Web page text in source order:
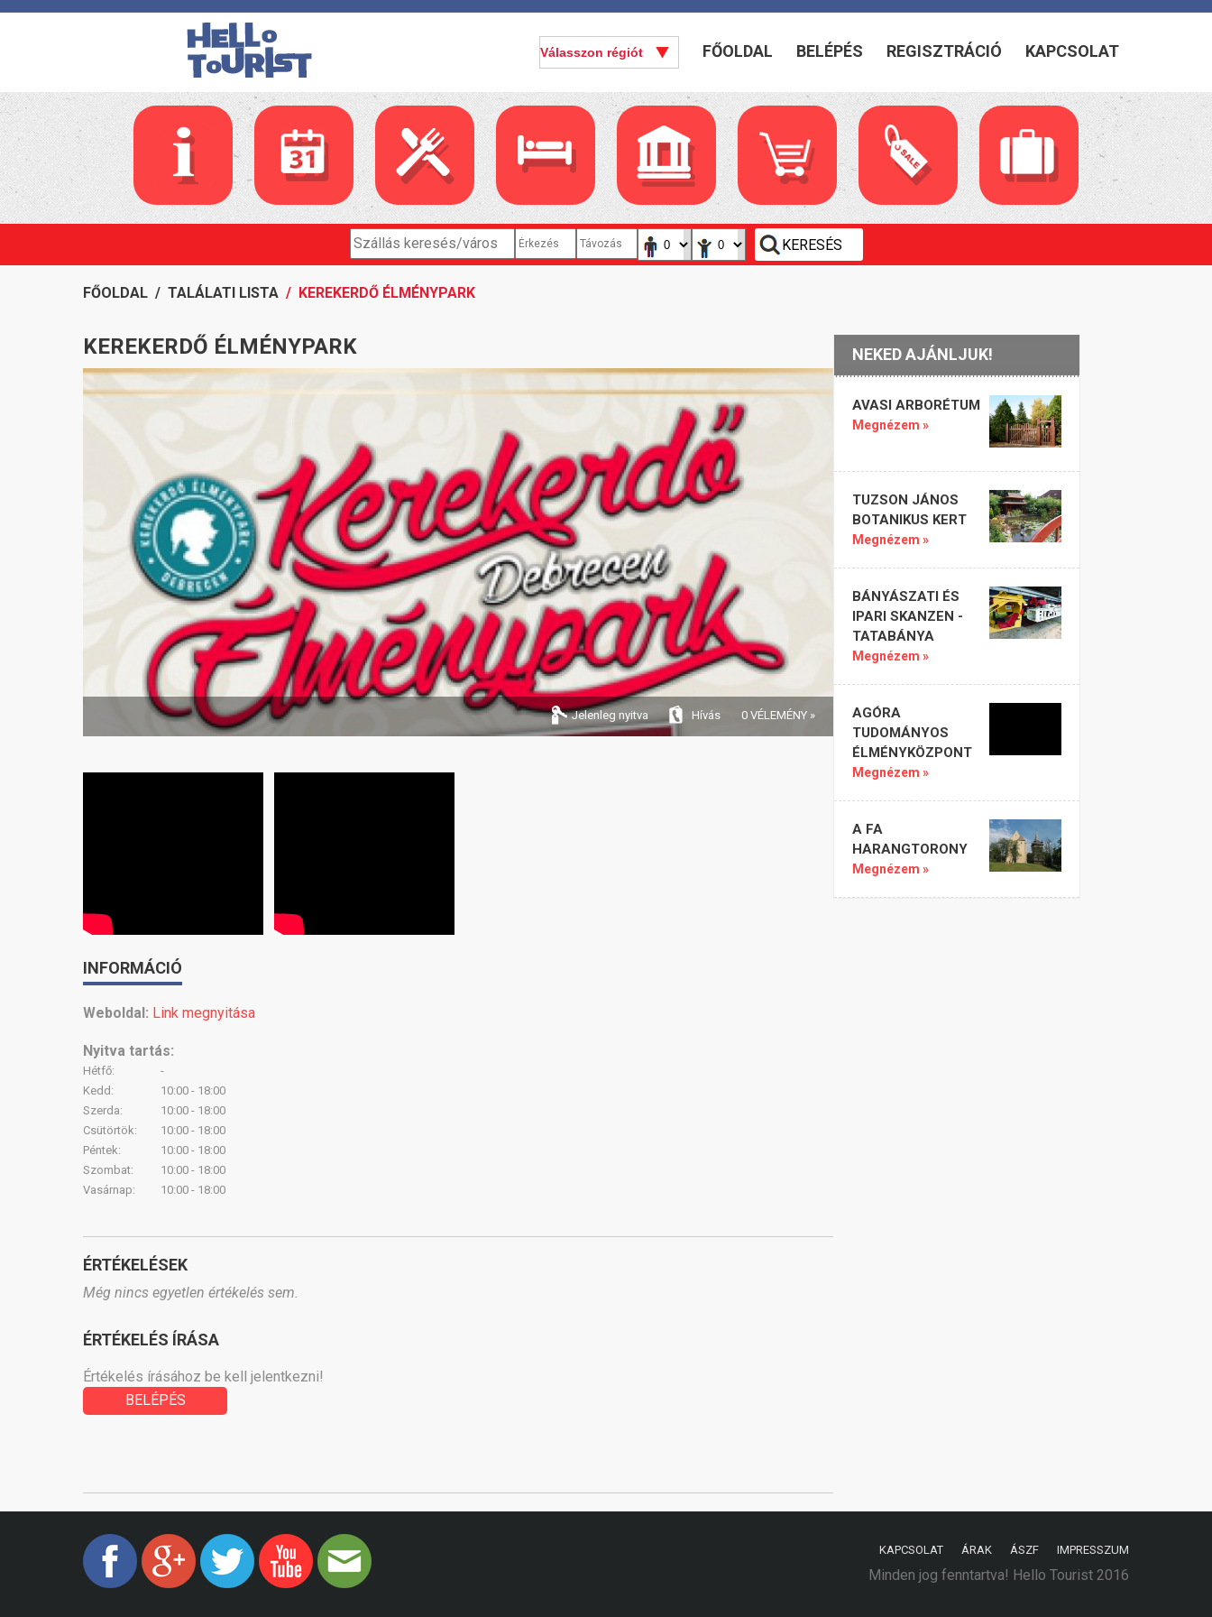
FŐOLDAL BELÉPÉS REGISZTRÁCIÓ KAPCSOLAT
FŐOLDAL / TALÁLATI LISTA / KEREKERDŐ ÉLMÉNYPARK
KEREKERDŐ ÉLMÉNYPARK
Jelenleg nyitva Hívás 0 VÉLEMÉNY »
INFORMÁCIÓ
Weboldal: Link megnyitása
Nyitva tartás:
Hétfő:
-
Kedd:
10:00 - 18:00
Szerda:
10:00 - 18:00
Csütörtök:
10:00 - 18:00
Péntek:
10:00 - 18:00
Szombat:
10:00 - 18:00
Vasárnap:
10:00 - 18:00
ÉRTÉKELÉSEK
Még nincs egyetlen értékelés sem.
ÉRTÉKELÉS ÍRÁSA
Értékelés írásához be kell jelentkezni!
BELÉPÉS
NEKED AJÁNLJUK!
AVASI ARBORÉTUM
Megnézem »
TUZSON JÁNOS
BOTANIKUS KERT
Megnézem »
BÁNYÁSZATI ÉS
IPARI SKANZEN -
TATABÁNYA
Megnézem »
AGÓRA
TUDOMÁNYOS
ÉLMÉNYKÖZPONT
Megnézem »
A FA
HARANGTORONY
Megnézem »
KAPCSOLAT ÁRAK ÁSZF IMPRESSZUM
Minden jog fenntartva! Hello Tourist 2016